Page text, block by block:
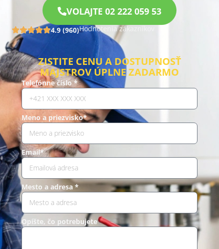
VOLAJTE 02 222 059 53
4.9 (960)Hodnotenia zákazníkov
ZISTITE CENU A DOSTUPNOSŤ
MAJSTROV ÚPLNE ZADARMO
Telefónne číslo *
Meno a priezvisko*
Email*
Mesto a adresa *
Opíšte, čo potrebujete